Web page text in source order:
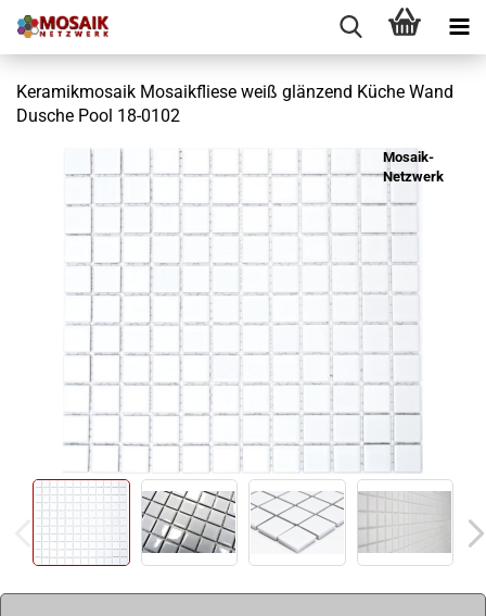
Keramikmosaik Mosaikfliese weiß glänzend Küche Wand
Dusche Pool 18-0102
Mosaik-
Netzwerk